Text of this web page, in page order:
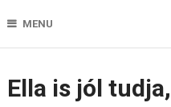
MENU
Ella is jól